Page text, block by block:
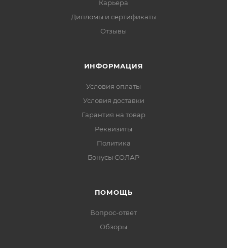
Карьера
Дипломы и сертификаты
Отзывы
ИНФОРМАЦИЯ
Условия оплаты
Условия доставки
Гарантия на товар
Реквизиты
Политика
Бонусы СОЛАР
ПОМОЩЬ
Вопрос-ответ
Обзоры